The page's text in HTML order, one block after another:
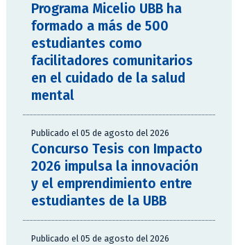
Programa Micelio UBB ha
formado a más de 500
estudiantes como
facilitadores comunitarios
en el cuidado de la salud
mental
Publicado el 05 de agosto del 2026
Concurso Tesis con Impacto
2026 impulsa la innovación
y el emprendimiento entre
estudiantes de la UBB
Publicado el 05 de agosto del 2026